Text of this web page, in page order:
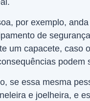
por exemplo,
de
um capacete, caso
podem
se essa mesma
e joelheira, e